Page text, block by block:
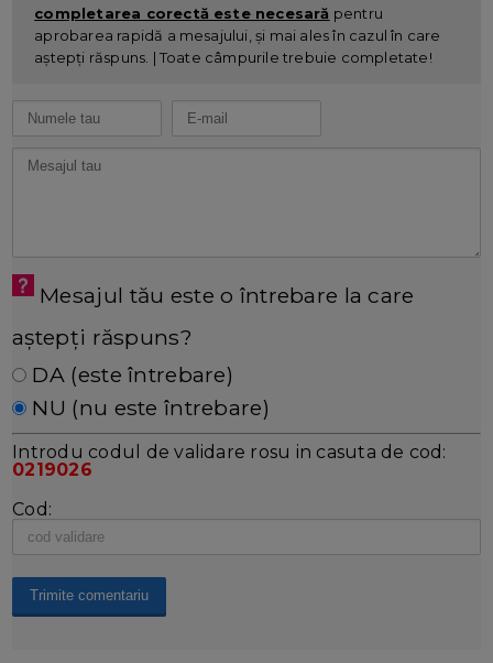
completarea corectă este necesară pentru
aprobarea rapidă a mesajului, și mai ales în cazul în care
aștepți răspuns. | Toate câmpurile trebuie completate!
Mesajul tău este o întrebare la care
aștepți răspuns?
DA (este întrebare)
NU (nu este întrebare)
Introdu codul de validare rosu in casuta de cod:
0219026
Cod: